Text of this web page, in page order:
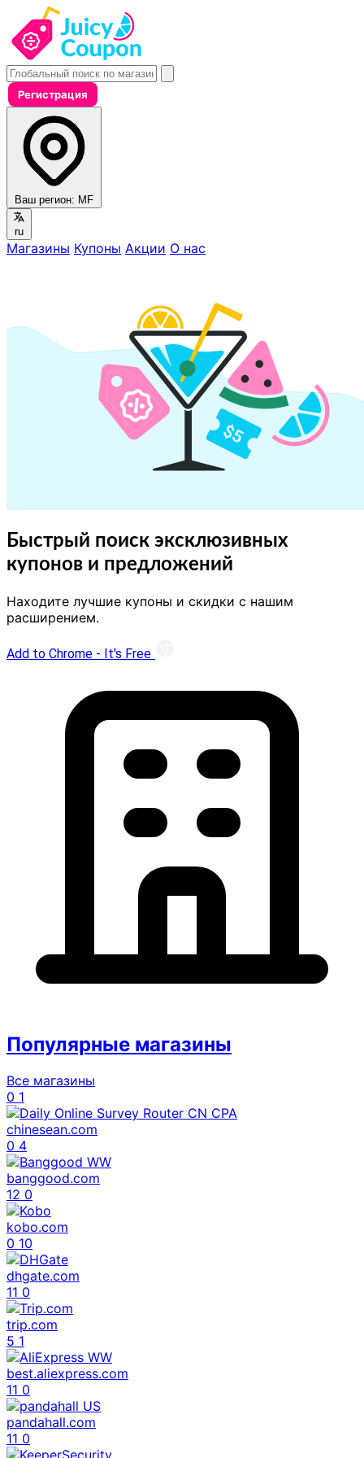
Регистрация
Ваш регион: MF
ru
Магазины Купоны Акции О нас
Быстрый поиск эксклюзивных
купонов и предложений
Находите лучшие купоны и скидки с нашим
расширением.
Add to Chrome - It's Free
Популярные магазины
Все магазины
0 1
chinesean.com
0 4
banggood.com
12 0
kobo.com
0 10
dhgate.com
11 0
trip.com
5 1
best.aliexpress.com
11 0
pandahall.com
11 0